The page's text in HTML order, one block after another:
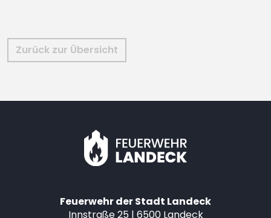
Zurück zur Übersicht
Feuerwehr der Stadt Landeck
Innstraße 25 | 6500 Landeck